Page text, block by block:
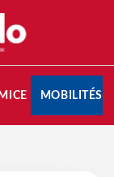
MICE MOBILITÉS